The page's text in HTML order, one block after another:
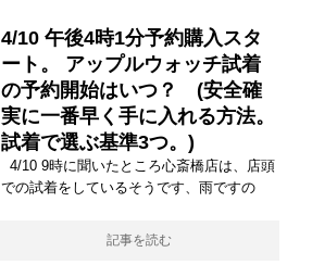
4/10 午後4時1分予約購入スタ
ート。 アップルウォッチ試着
の予約開始はいつ？ (安全確
実に一番早く手に入れる方法。
試着で選ぶ基準3つ。)
4/10 9時に聞いたところ心斎橋店は、店頭
での試着をしているそうです、雨ですの
記事を読む